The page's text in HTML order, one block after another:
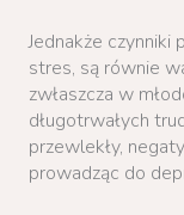
Jednakże czynniki
stres, są równie
zwłaszcza w
długotrwałych
przewlekły,
prowadząc do